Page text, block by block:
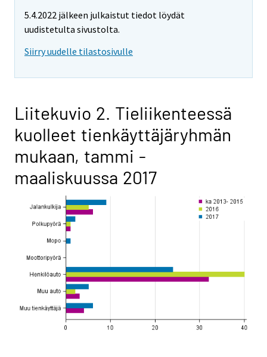
5.4.2022 jälkeen julkaistut tiedot löydät
uudistetulta sivustolta.
Siirry uudelle tilastosivulle
Liitekuvio 2. Tieliikenteessä
kuolleet tienkäyttäjäryhmän
mukaan, tammi -
maaliskuussa 2017